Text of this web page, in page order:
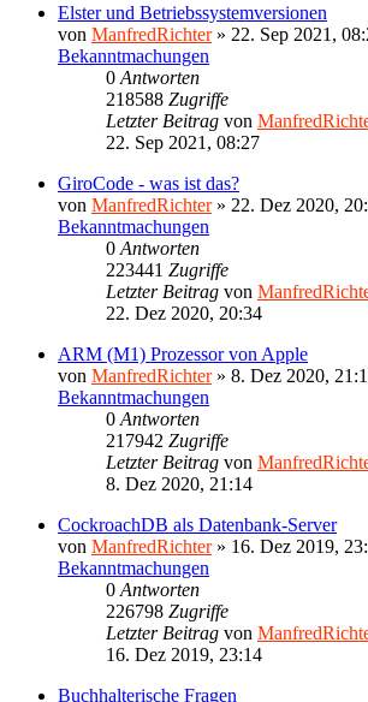
Elster und Betriebssystemversionen
von ManfredRichter» 22. Sep 2021,
Bekanntmachungen
0 Antworten
218588 Zugriffe
Letzter Beitrag von
22. Sep 2021, 08:27
GiroCode - was ist das?
von ManfredRichter» 22. Dez 2020,
Bekanntmachungen
0 Antworten
223441 Zugriffe
Letzter Beitrag von
22. Dez 2020, 20:34
ARM (M1) Prozessor von Apple
von ManfredRichter» 8. Dez 2020,
Bekanntmachungen
0 Antworten
217942 Zugriffe
Letzter Beitrag von
8. Dez 2020, 21:14
CockroachDB als Datenbank-Server
von ManfredRichter» 16. Dez 2019,
Bekanntmachungen
0 Antworten
226798 Zugriffe
Letzter Beitrag von
16. Dez 2019, 23:14
Buchhalterische Fragen